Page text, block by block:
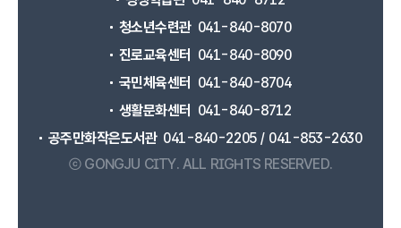
청소년수련관 041-840-8070
진로교육센터
041-840-8090
국민체육센터
041-840-8704
생활문화센터
041-840-8712
공주만화작은도서관 041-840-2205 / 041-853-2630
ⓒ GONGJU CITY. ALL RIGHTS RESERVED.